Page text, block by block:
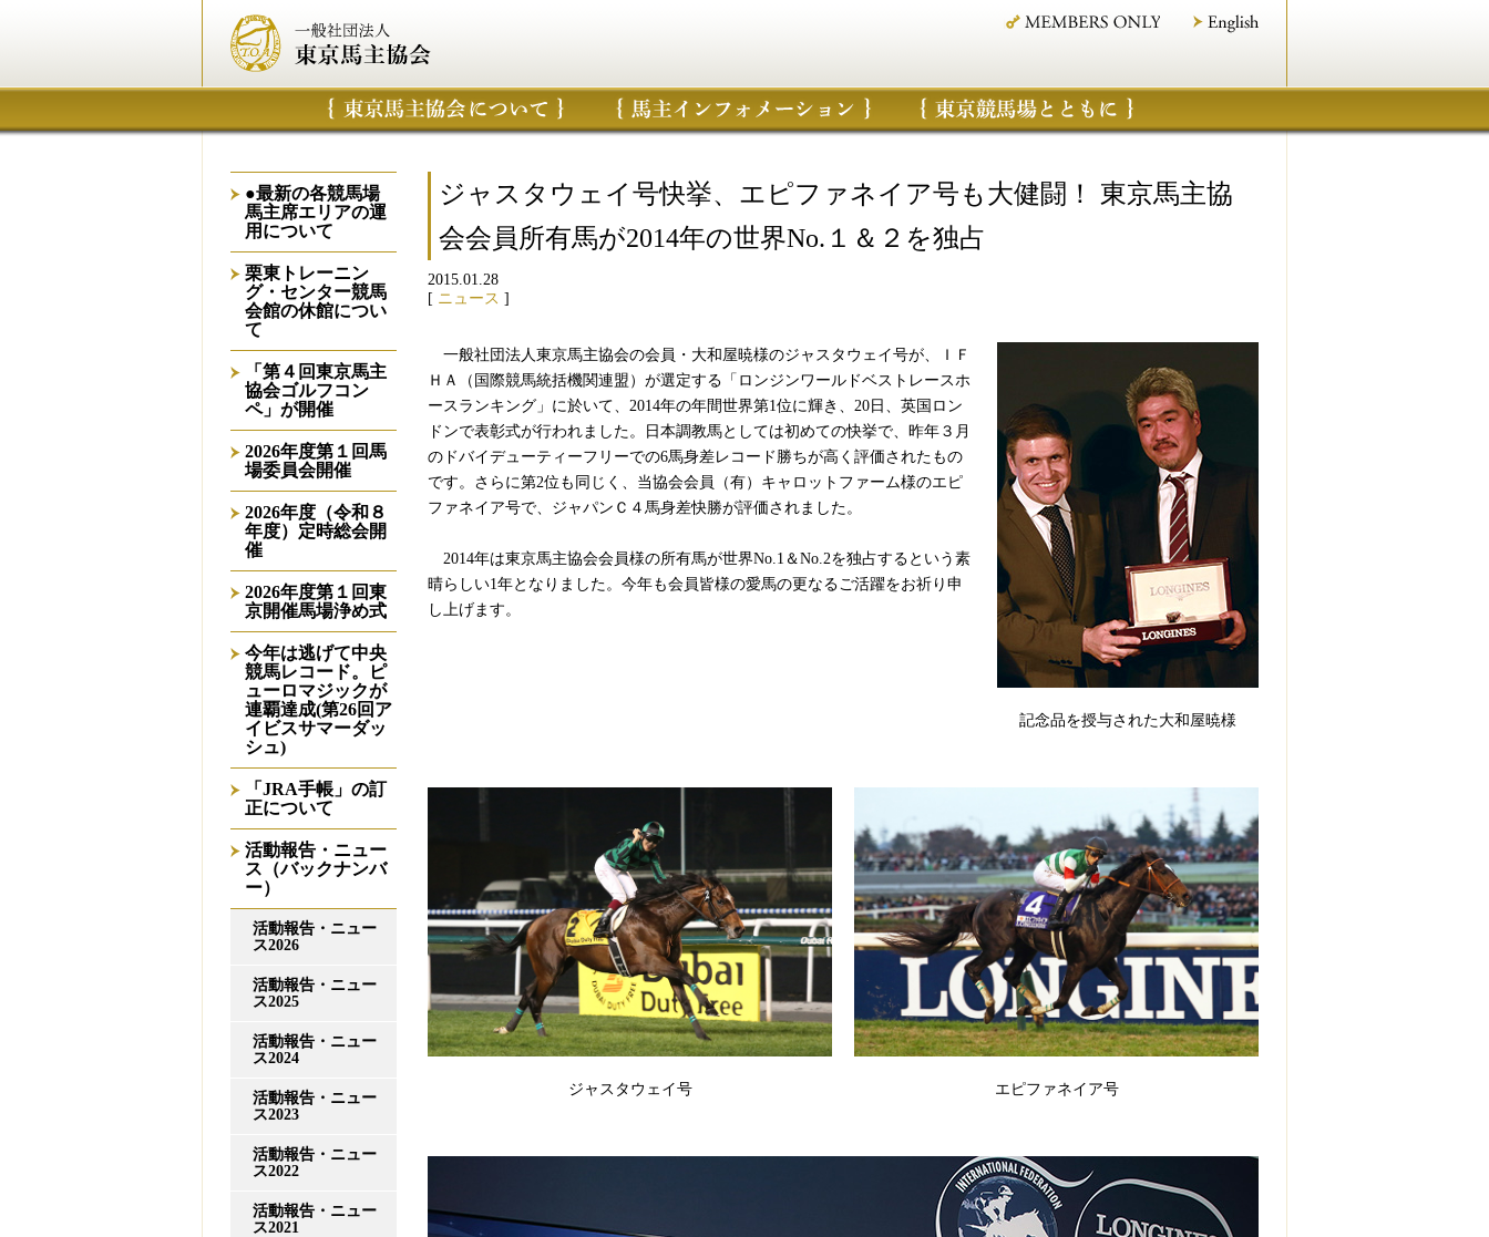
●最新の各競馬場
馬主席エリアの運
用について
栗東トレーニン
グ・センター競馬
会館の休館につい
て
「第４回東京馬主
協会ゴルフコン
ペ」が開催
2026年度第１回馬
場委員会開催
2026年度（令和８
年度）定時総会開
催
2026年度第１回東
京開催馬場浄め式
今年は逃げて中央
競馬レコード。ピ
ューロマジックが
連覇達成(第26回ア
イビスサマーダッ
シュ)
「JRA手帳」の訂
正について
活動報告・ニュー
ス（バックナンバ
ー）
活動報告・ニュー
ス2026
活動報告・ニュー
ス2025
活動報告・ニュー
ス2024
活動報告・ニュー
ス2023
活動報告・ニュー
ス2022
活動報告・ニュー
ス2021
ジャスタウェイ号快挙、エピファネイア号も大健闘！ 東京馬主協
会会員所有馬が2014年の世界No.１＆２を独占
2015.01.28
[ ニュース ]
一般社団法人東京馬主協会の会員・大和屋暁様のジャスタウェイ号が、ＩＦ
ＨＡ（国際競馬統括機関連盟）が選定する「ロンジンワールドベストレースホ
ースランキング」に於いて、2014年の年間世界第1位に輝き、20日、英国ロン
ドンで表彰式が行われました。日本調教馬としては初めての快挙で、昨年３月
のドバイデューティーフリーでの6馬身差レコード勝ちが高く評価されたもの
です。さらに第2位も同じく、当協会会員（有）キャロットファーム様のエピ
ファネイア号で、ジャパンＣ４馬身差快勝が評価されました。
2014年は東京馬主協会会員様の所有馬が世界No.1＆No.2を独占するという素
晴らしい1年となりました。今年も会員皆様の愛馬の更なるご活躍をお祈り申
し上げます。
記念品を授与された大和屋暁様
ジャスタウェイ号 エピファネイア号